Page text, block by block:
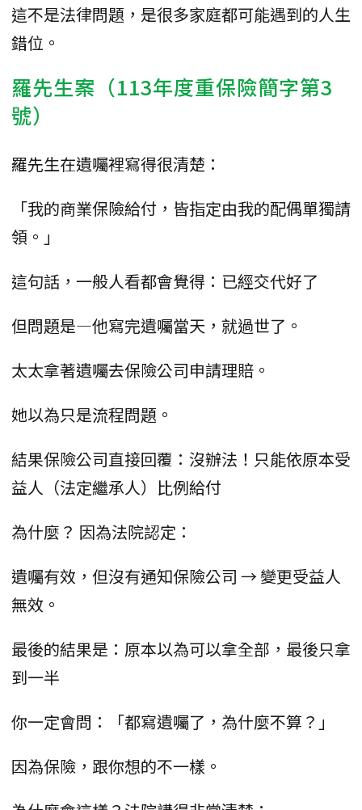
這不是法律問題，是很多家庭都可能遇到的人生
錯位。
羅先生案（113年度重保險簡字第3
號）
羅先生在遺囑裡寫得很清楚：
「我的商業保險給付，皆指定由我的配偶單獨請
領。」
這句話，一般人看都會覺得：已經交代好了
但問題是—他寫完遺囑當天，就過世了。
太太拿著遺囑去保險公司申請理賠。
她以為只是流程問題。
結果保險公司直接回覆：沒辦法！只能依原本受
益人（法定繼承人）比例給付
為什麼？ 因為法院認定：
遺囑有效，但沒有通知保險公司 → 變更受益人
無效。
最後的結果是：原本以為可以拿全部，最後只拿
到一半
你一定會問：「都寫遺囑了，為什麼不算？」
因為保險，跟你想的不一樣。